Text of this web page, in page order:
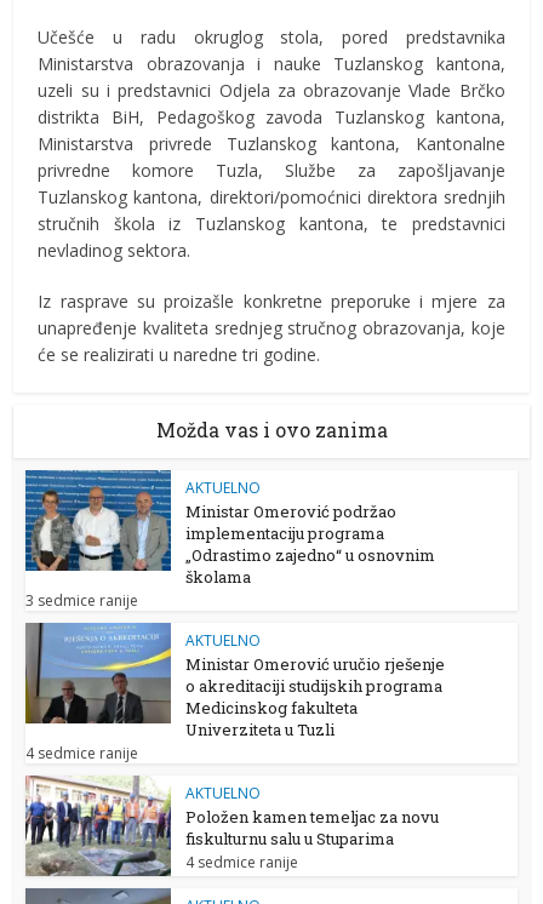
Učešće u radu okruglog stola, pored predstavnika
Ministarstva obrazovanja i nauke Tuzlanskog kantona,
uzeli su i predstavnici Odjela za obrazovanje Vlade Brčko
distrikta BiH, Pedagoškog zavoda Tuzlanskog kantona,
Ministarstva privrede Tuzlanskog kantona, Kantonalne
privredne komore Tuzla, Službe za zapošljavanje
Tuzlanskog kantona, direktori/pomoćnici direktora srednjih
stručnih škola iz Tuzlanskog kantona, te predstavnici
nevladinog sektora.
Iz rasprave su proizašle konkretne preporuke i mjere za
unapređenje kvaliteta srednjeg stručnog obrazovanja, koje
će se realizirati u naredne tri godine.
Možda vas i ovo zanima
AKTUELNO
Ministar Omerović podržao
implementaciju programa
„Odrastimo zajedno“ u osnovnim
školama
3 sedmice ranije
AKTUELNO
Ministar Omerović uručio rješenje
o akreditaciji studijskih programa
Medicinskog fakulteta
Univerziteta u Tuzli
4 sedmice ranije
AKTUELNO
Položen kamen temeljac za novu
fiskulturnu salu u Stuparima
4 sedmice ranije